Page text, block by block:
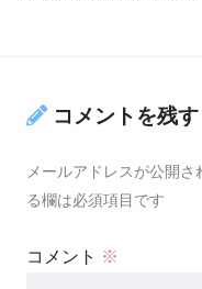
コメントを残す
メールアドレスが公開さ
る欄は必須項目です
コメント ※